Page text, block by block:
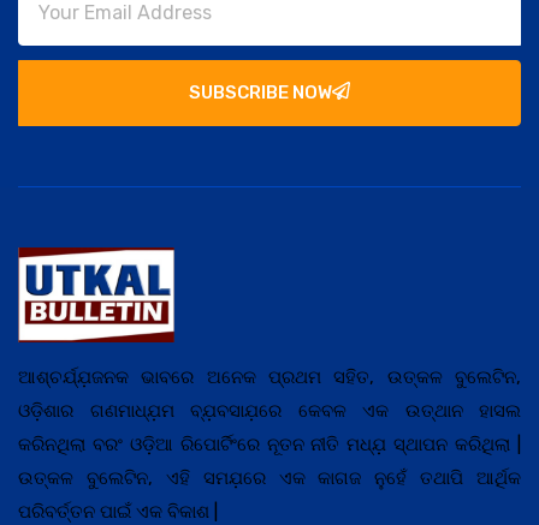
SUBSCRIBE NOW
ଆଶ୍ଚର୍ଯ୍ଯ଼ଜନକ ଭାବରେ ଅନେକ ପ୍ରଥମ ସହିତ, ଉତ୍କଳ ବୁଲେଟିନ,
ଓଡ଼ିଶାର ଗଣମାଧ୍ଯ଼ମ ବ୍ଯ଼ବସାଯ଼ରେ କେବଳ ଏକ ଉତ୍ଥାନ ହାସଲ
କରିନଥିଲା ବରଂ ଓଡ଼ିଆ ରିପୋର୍ଟିଂରେ ନୂତନ ନୀତି ମଧ୍ଯ଼ ସ୍ଥାପନ କରିଥିଲା |
ଉତ୍କଳ ବୁଲେଟିନ, ଏହି ସମଯ଼ରେ ଏକ କାଗଜ ନୁହେଁ ତଥାପି ଆର୍ଥିକ
ପରିବର୍ତ୍ତନ ପାଇଁ ଏକ ବିକାଶ |